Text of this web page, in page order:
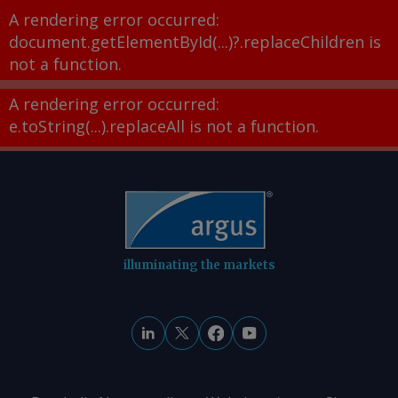
A rendering error occurred:
document.getElementById(...)?.replaceChildren is
not a function.
A rendering error occurred:
e.toString(...).replaceAll is not a function.
illuminating the markets